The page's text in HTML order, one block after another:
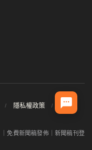
隱私權政策
｜免費新聞稿發佈｜新聞稿刊登